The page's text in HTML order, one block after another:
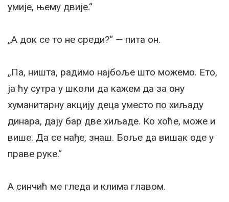
умије, њему двије.“
„А док се то не среди?“ — пита он.
„Па, ништа, радимо најбоље што можемо. Ето,
ја ћу сутра у школи да кажем да за ону
хуманитарну акцију деца уместо по хиљаду
динара, дају бар две хиљаде. Ко хоће, може и
више. Да се нађе, знаш. Боље да вишак оде у
праве руке.“
А синчић ме гледа и клима главом.